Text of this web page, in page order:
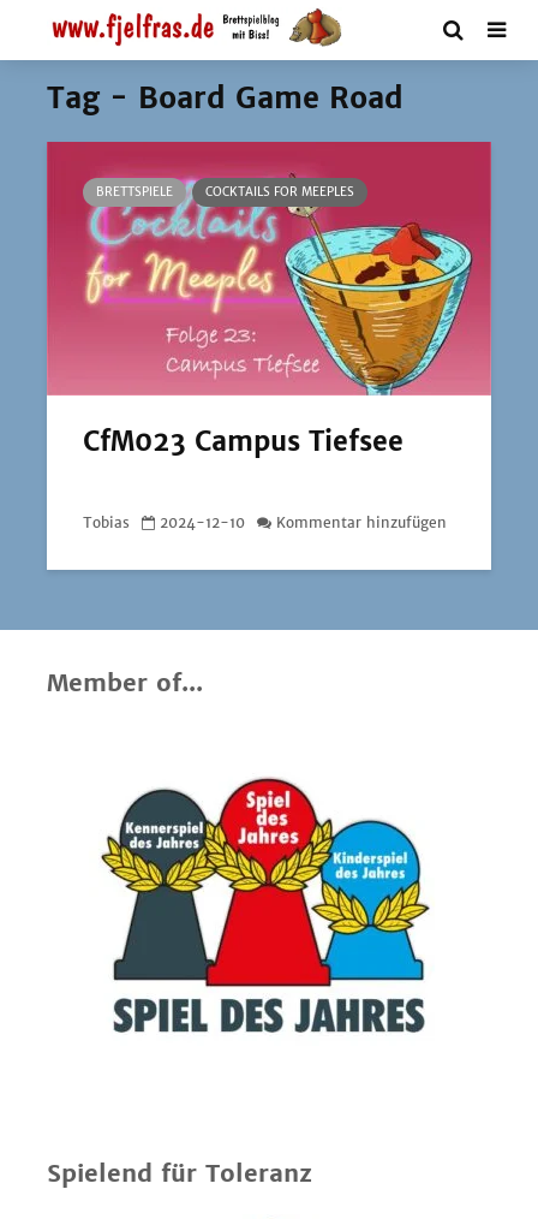
Tag - Board Game Road
BRETTSPIELE COCKTAILS FOR MEEPLES
CfM023 Campus Tiefsee
Tobias 2024-12-10 Kommentar hinzufügen
Member of...
Spielend für Toleranz